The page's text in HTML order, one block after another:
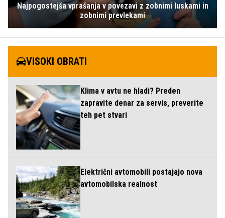
Najpogostejša vprašanja v povezavi z zobnimi luskami in
zobnimi prevlekami
VISOKI OBRATI
Klima v avtu ne hladi? Preden
zapravite denar za servis, preverite
teh pet stvari
Električni avtomobili postajajo nova
avtomobilska realnost